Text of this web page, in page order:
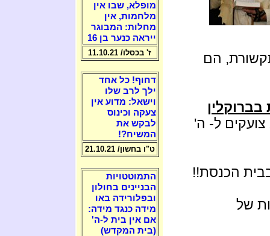
הם
ל- ה'
הכנסת!!
של
מופלא, שבו אין
מלחמות, אין
מחלות: המבוגר
ייראה כנער בן 16
ז' בכסלו/ 11.10.21
דחוף! כל אחד
ילך לרב שלו
וישאל: מדוע אין
צעקה וכינוס
לבקש את
המשיח?!
ט"ו בחשון/ 21.10.21
התמוטטויות
הבניינים בחולון
ובפלורידה באו
מידה כנגד מידה:
אם אין בית ל-ה'
(בית המקדש)